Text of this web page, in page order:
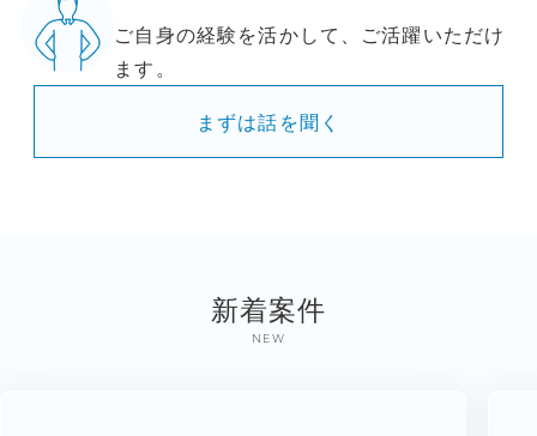
ご自身の経験を活かして、ご活躍いただけ
ます。
まずは話を聞く
新着案件
NEW